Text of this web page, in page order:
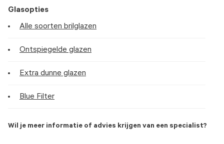
Glasopties
Alle soorten brilglazen
Ontspiegelde glazen
Extra dunne glazen
Blue Filter
Wil je meer informatie of advies krijgen van een specialist?